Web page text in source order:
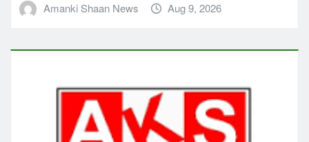
Amanki Shaan News Aug 9, 2026